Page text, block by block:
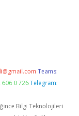
Teams:
0 726 Telegram:
Bilgi Teknolojileri